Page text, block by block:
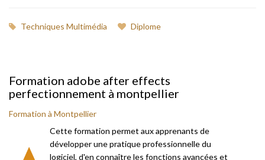
Techniques Multimédia Diplome
Formation adobe after effects
perfectionnement à montpellier
Formation à Montpellier
Cette formation permet aux apprenants de
développer une pratique professionnelle du
logiciel, d'en connaître les fonctions avancées et